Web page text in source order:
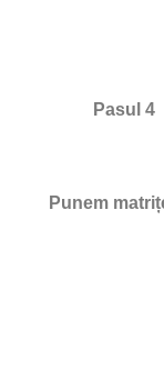
Pasul 4
Punem